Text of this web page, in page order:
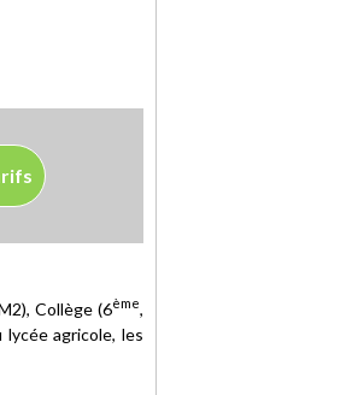
Collège (6ème,
lycée agricole, les